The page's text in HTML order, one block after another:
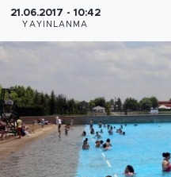
21.06.2017 - 10:42
YAYINLANMA
Sanat
Teknoloji
Magazin